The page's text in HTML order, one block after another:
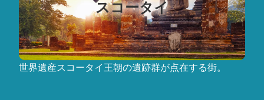
スコータイ
世界遺産スコータイ王朝の遺跡群が点在する街。